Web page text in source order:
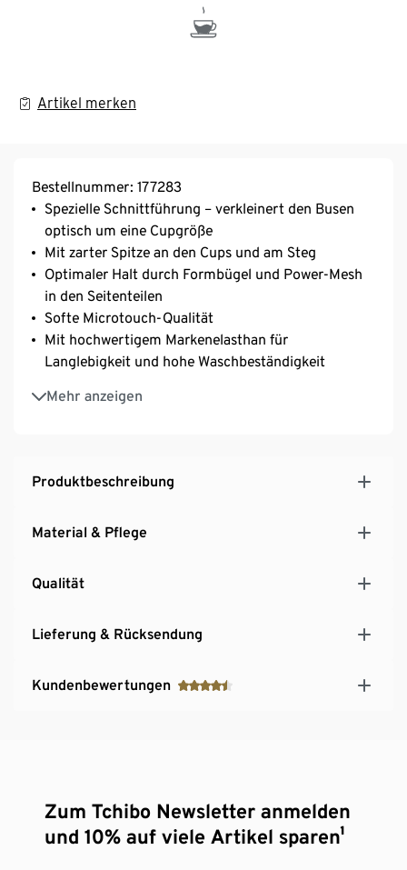
Artikel merken
Bestellnummer: 177283
Spezielle Schnittführung – verkleinert den Busen
optisch um eine Cupgröße
Mit zarter Spitze an den Cups und am Steg
Optimaler Halt durch Formbügel und Power-Mesh
in den Seitenteilen
Softe Microtouch-Qualität
Mit hochwertigem Markenelasthan für
Langlebigkeit und hohe Waschbeständigkeit
Mehr anzeigen
Extrabreite, weich gepolsterte und
längenverstellbare Träger
Produktbeschreibung
Material & Pflege
Qualität
Lieferung & Rücksendung
Kundenbewertungen
Zum Tchibo Newsletter anmelden
und 10% auf viele Artikel sparen¹